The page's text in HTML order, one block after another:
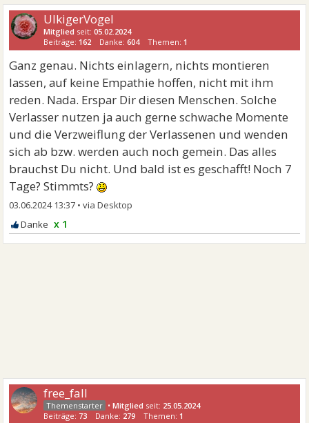
UlkigerVogel
Mitglied seit:05.02.2024
Beiträge: 162 Danke:604 Themen: 1
Ganz genau. Nichts einlagern, nichts montieren
lassen, auf keine Empathie hoffen, nicht mit ihm
reden. Nada. Erspar Dir diesen Menschen. Solche
Verlasser nutzen ja auch gerne schwache Momente
und die Verzweiflung der Verlassenen und wenden
sich ab bzw. werden auch noch gemein. Das alles
brauchst Du nicht. Und bald ist es geschafft! Noch 7
Tage? Stimmts?
03.06.2024 13:37 •
x 1
free_fall
•Mitglied seit: 25.05.2024
Beiträge: 73 Danke: 279 Themen: 1